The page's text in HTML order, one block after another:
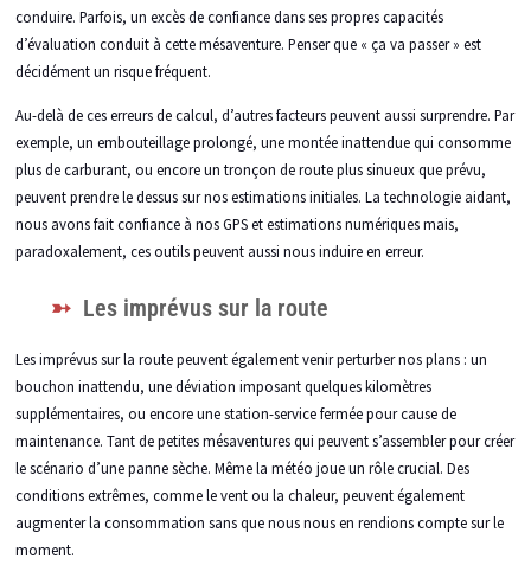
conduire. Parfois, un excès de confiance dans ses propres capacités
d’évaluation conduit à cette mésaventure. Penser que « ça va passer » est
décidément un risque fréquent.
Au-delà de ces erreurs de calcul, d’autres facteurs peuvent aussi surprendre. Par
exemple, un embouteillage prolongé, une montée inattendue qui consomme
plus de carburant, ou encore un tronçon de route plus sinueux que prévu,
peuvent prendre le dessus sur nos estimations initiales. La technologie aidant,
nous avons fait confiance à nos GPS et estimations numériques mais,
paradoxalement, ces outils peuvent aussi nous induire en erreur.
Les imprévus sur la route
Les imprévus sur la route peuvent également venir perturber nos plans : un
bouchon inattendu, une déviation imposant quelques kilomètres
supplémentaires, ou encore une station-service fermée pour cause de
maintenance. Tant de petites mésaventures qui peuvent s’assembler pour créer
le scénario d’une panne sèche. Même la météo joue un rôle crucial. Des
conditions extrêmes, comme le vent ou la chaleur, peuvent également
augmenter la consommation sans que nous nous en rendions compte sur le
moment.